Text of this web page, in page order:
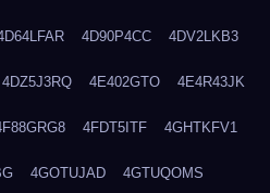
4D90P4CC 4DV2LKB3
4DZ5J3RQ 4E402GTO 4E4R43JK
4FDT5ITF 4GHTKFV1
4GOTUJAD 4GTUQOMS